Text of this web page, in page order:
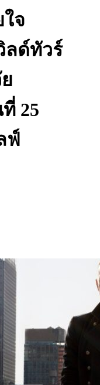
จ
ลด์ทัวร์
25
ฟ์